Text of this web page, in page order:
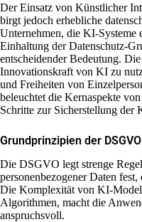
Der Einsatz von Künstlicher
birgt jedoch erhebliche
Unternehmen, die KI-Systeme
Einhaltung der Datenschutz-
entscheidender Bedeutung.
Innovationskraft von KI zu
und Freiheiten von
beleuchtet die Kernaspekte von
Schritte zur Sicherstellung der
Grundprinzipien der
Die DSGVO legt strenge
personenbezogener Daten
Die Komplexität von KI-
Algorithmen, macht die
anspruchsvoll.